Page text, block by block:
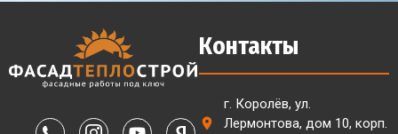
Контакты
г. Королёв, ул.
Лермонтова, дом 10, корп.